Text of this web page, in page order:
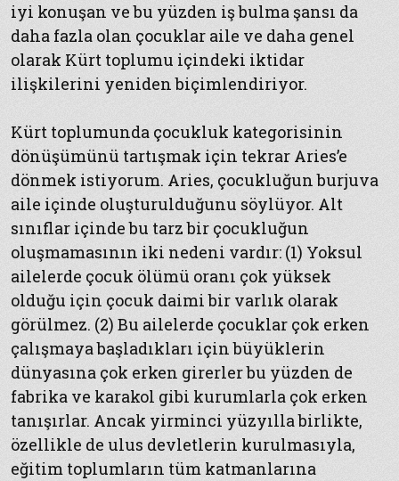
iyi konuşan ve bu yüzden iş bulma şansı da
daha fazla olan çocuklar aile ve daha genel
olarak Kürt toplumu içindeki iktidar
ilişkilerini yeniden biçimlendiriyor.
Kürt toplumunda çocukluk kategorisinin
dönüşümünü tartışmak için tekrar Aries’e
dönmek istiyorum. Aries, çocukluğun burjuva
aile içinde oluşturulduğunu söylüyor. Alt
sınıflar içinde bu tarz bir çocukluğun
oluşmamasının iki nedeni vardır: (1) Yoksul
ailelerde çocuk ölümü oranı çok yüksek
olduğu için çocuk daimi bir varlık olarak
görülmez. (2) Bu ailelerde çocuklar çok erken
çalışmaya başladıkları için büyüklerin
dünyasına çok erken girerler bu yüzden de
fabrika ve karakol gibi kurumlarla çok erken
tanışırlar. Ancak yirminci yüzyılla birlikte,
özellikle de ulus devletlerin kurulmasıyla,
eğitim toplumların tüm katmanlarına